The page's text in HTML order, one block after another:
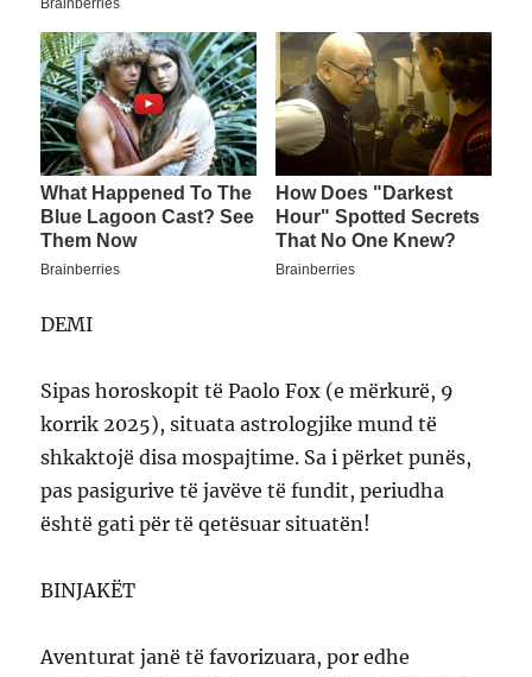
DEMI
Sipas horoskopit të Paolo Fox (e mërkurë, 9
korrik 2025), situata astrologjike mund të
shkaktojë disa mospajtime. Sa i përket punës,
pas pasigurive të javëve të fundit, periudha
është gati për të qetësuar situatën!
BINJAKËT
Aventurat janë të favorizuara, por edhe